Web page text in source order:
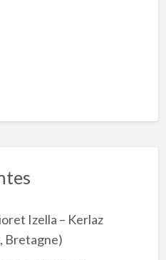
Izella – Kerlaz
Bretagne)